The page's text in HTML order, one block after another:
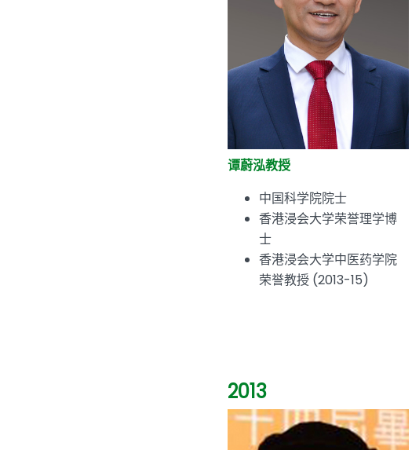
谭蔚泓教授
中国科学院院士
香港浸会大学荣誉理学博
士
香港浸会大学中医药学院
荣誉教授 (2013-15)
2013